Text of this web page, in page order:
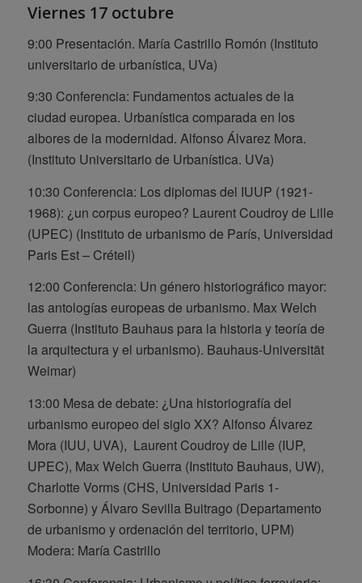
Viernes 17 octubre
9:00 Presentación. María Castrillo Romón (Instituto
universitario de urbanística, UVa)
9:30 Conferencia: Fundamentos actuales de la
ciudad europea. Urbanística comparada en los
albores de la modernidad. Alfonso Álvarez Mora.
(Instituto Universitario de Urbanística. UVa)
10:30 Conferencia: Los diplomas del IUUP (1921-
1968): ¿un corpus europeo? Laurent Coudroy de Lille
(UPEC) (Instituto de urbanismo de París, Universidad
Paris Est – Créteil)
12:00 Conferencia: Un género historiográfico mayor:
las antologías europeas de urbanismo. Max Welch
Guerra (Instituto Bauhaus para la historia y teoría de
la arquitectura y el urbanismo). Bauhaus-Universität
Weimar)
13:00 Mesa de debate: ¿Una historiografía del
urbanismo europeo del siglo XX? Alfonso Álvarez
Mora (IUU, UVA), Laurent Coudroy de Lille (IUP,
UPEC), Max Welch Guerra (Instituto Bauhaus, UW),
Charlotte Vorms (CHS, Universidad Paris 1-
Sorbonne) y Álvaro Sevilla Buitrago (Departamento
de urbanismo y ordenación del territorio, UPM)
Modera: María Castrillo